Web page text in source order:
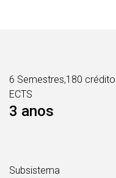
6 Semestres,180
ECTS
3 anos
Subsistema